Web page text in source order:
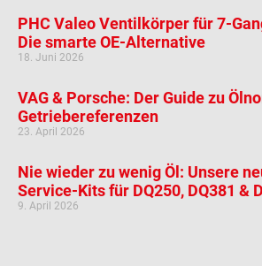
PHC Valeo Ventilkörper für 7-
Die smarte OE-Alternative
18. Juni 2026
VAG & Porsche: Der Guide zu
Getriebereferenzen
23. April 2026
Nie wieder zu wenig Öl: Unsere
Service-Kits für DQ250, DQ381 &
9. April 2026